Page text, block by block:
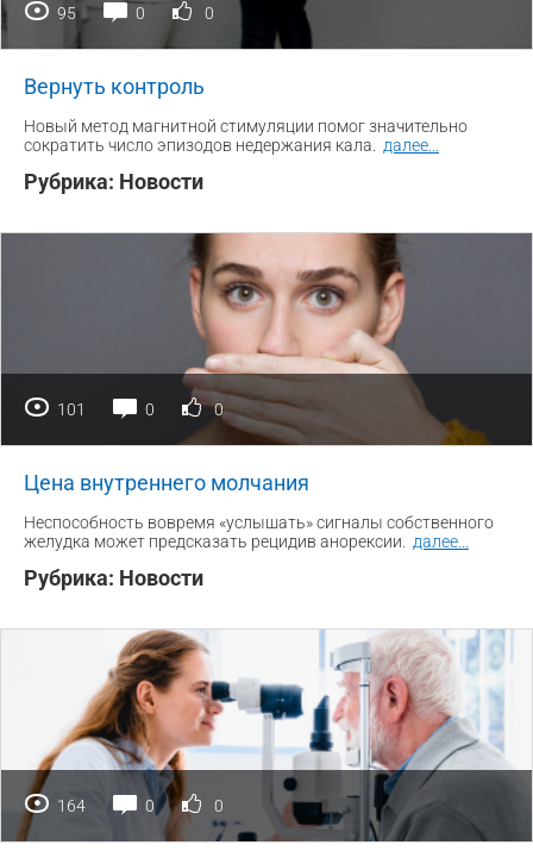
95 0 0
Вернуть контроль
Новый метод магнитной стимуляции помог значительно
сократить число эпизодов недержания кала.
далее
Рубрика: Новости
101 0 0
Цена внутреннего молчания
Неспособность вовремя «услышать» сигналы собственного
желудка может предсказать рецидив анорексии.
далее
Рубрика: Новости
164 0 0